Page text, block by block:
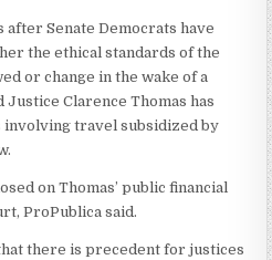
Senate Democrats have
the ethical standards of the
or change in the wake of a
Clarence Thomas has
travel subsidized by
on Thomas’ public financial
ProPublica said.
there is precedent for justices